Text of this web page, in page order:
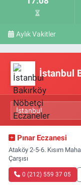
Aylık Vakitler
İstanbul
Pınar Eczanesi
Ataköy 2-5-6. Kısım
Çarşısı
0 (212) 559 37 05